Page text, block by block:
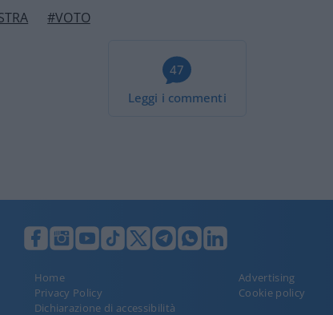
#VOTO
47
Leggi i commenti
Home Advertising
Privacy Policy
Cookie policy
Dichiarazione di accessibilità